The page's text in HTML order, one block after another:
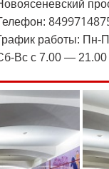
работы: Пн-
Вс с 7.00 — 21.00